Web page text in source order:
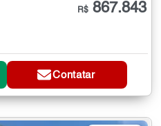
R$ 867.843
Contatar